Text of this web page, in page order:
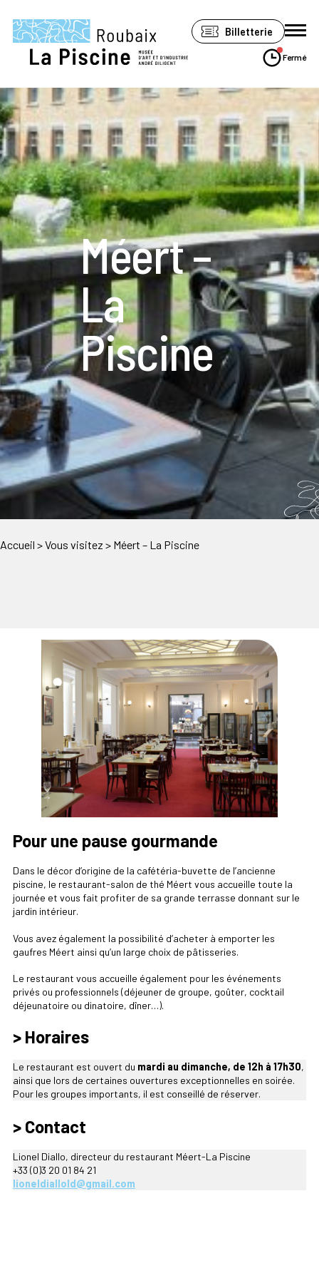
Le musée
Expositions
Visiter
Soutenir
Espace Pro
Accessibilité
Billetterie
Fermé
Méert –
La
Piscine
Accueil >Vous visitez > Méert – La Piscine
Pour une pause gourmande
Dans le décor d’origine de la cafétéria-buvette de l’ancienne
piscine, le restaurant-salon de thé Méert vous accueille toute la
journée et vous fait profiter de sa grande terrasse donnant sur le
jardin intérieur.
Vous avez également la possibilité d’acheter à emporter les
gaufres Méert ainsi qu’un large choix de pâtisseries.
Le restaurant vous accueille également pour les événements
privés ou professionnels (déjeuner de groupe, goûter, cocktail
déjeunatoire ou dinatoire, dîner…).
> Horaires
Le restaurant est ouvert du mardi au dimanche, de 12h à 17h30,
ainsi que lors de certaines ouvertures exceptionnelles en soirée.
Pour les groupes importants, il est conseillé de réserver.
> Contact
Lionel Diallo, directeur du restaurant Méert-La Piscine
+33 (0)3 20 01 84 21
lioneldiallold@gmail.com